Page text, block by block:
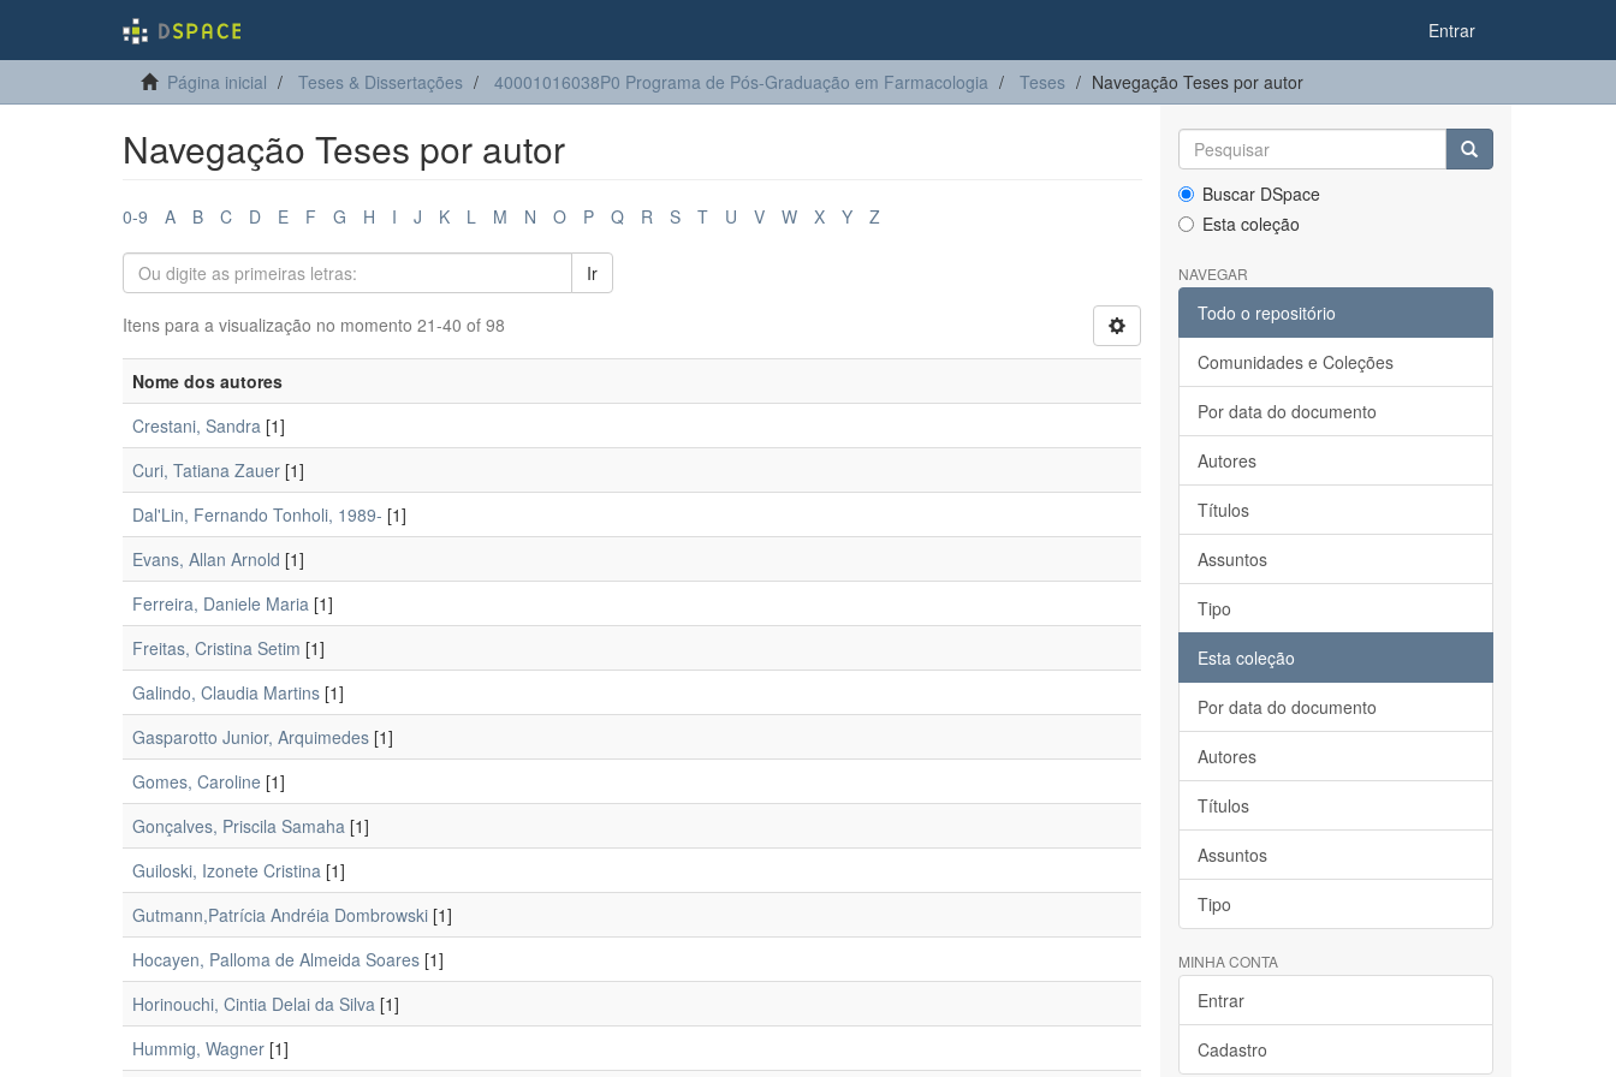
Entrar
Página inicial Teses & Dissertações 40001016038P0 Programa de Pós-Graduação em Farmacologia Teses Navegação Teses por autor
Navegação Teses por autor
0-9 A B C D E F G H I J K L M N O P Q R S T U V W X Y Z
Ir
Itens para a visualização no momento 21-40 of 98
Nome dos autores
Crestani, Sandra [1]
Curi, Tatiana Zauer [1]
Dal'Lin, Fernando Tonholi, 1989- [1]
Evans, Allan Arnold [1]
Ferreira, Daniele Maria [1]
Freitas, Cristina Setim [1]
Galindo, Claudia Martins [1]
Gasparotto Junior, Arquimedes [1]
Gomes, Caroline [1]
Gonçalves, Priscila Samaha [1]
Guiloski, Izonete Cristina [1]
Gutmann,Patrícia Andréia Dombrowski [1]
Hocayen, Palloma de Almeida Soares [1]
Horinouchi, Cintia Delai da Silva [1]
Hummig, Wagner [1]
Buscar DSpace
Esta coleção
NAVEGAR
Todo o repositório
Comunidades e Coleções
Por data do documento
Autores
Títulos
Assuntos
Tipo
Esta coleção
Por data do documento
Autores
Títulos
Assuntos
Tipo
MINHA CONTA
Entrar
Cadastro